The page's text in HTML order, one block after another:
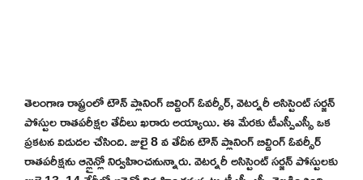
తెలంగాణ రాష్ట్రంలో టౌన్ ప్లానింగ్ బిల్డింగ్ ఓవర్సీర్, వెటర్నరీ అసిస్టెంట్ సర్జన్
పోస్టుల రాతపరీక్షల తేదీలు ఖరారు అయ్యాయి. ఈ మేరకు టీఎస్పీఎస్సీ ఒక
ప్రకటన విడుదల చేసింది. జులై 8 వ తేదీన టౌన్ ప్లానింగ్ బిల్డింగ్ ఓవర్సీర్
రాతపరీక్షను ఆన్లైన్లో నిర్వహించనున్నారు. వెటర్నరీ అసిస్టెంట్ సర్జన్ పోస్టులకు